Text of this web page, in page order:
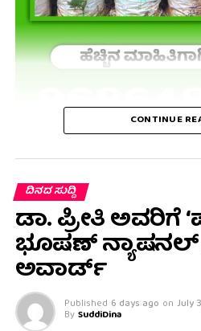
CONTINUE
ದಿನದ ಸುದ್ದಿ
ಡಾ. ಪ್ರೀತಿ ಅವರಿಗೆ
ಭೂಷಣ್ ನ್ಯಾಷನಲ್
ಅವಾರ್ಡ್
Published 6 days ago on July
By SuddiDina